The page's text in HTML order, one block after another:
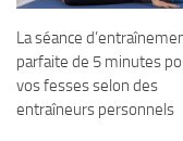
La séance
parfaite de 5 minutes
vos fesses selon des
entraîneurs personnels